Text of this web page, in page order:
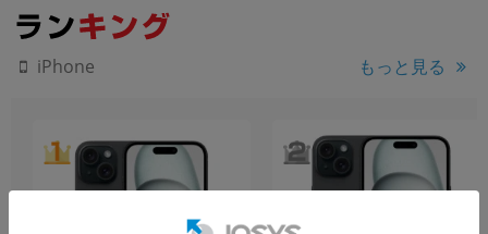
iPhone もっと見る